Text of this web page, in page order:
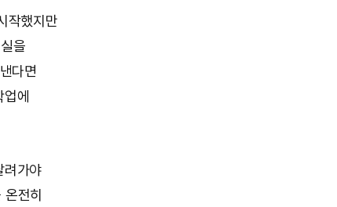
작했지만
을
다면
에
려가야
전히